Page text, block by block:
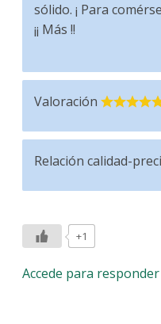
sólido. ¡ Para
¡¡ Más !!
Valoración
Relación calidad-
+1
Accede para responder